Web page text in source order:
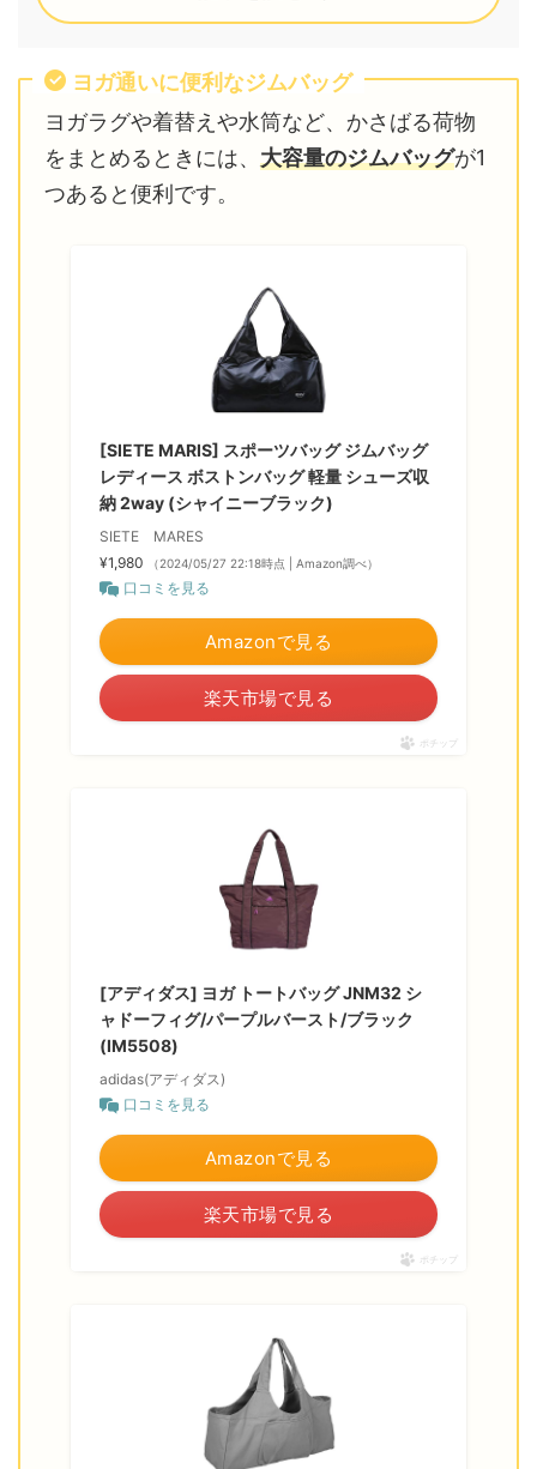
ヨガ通いに便利なジムバッグ
ヨガラグや着替えや水筒など、かさばる荷物
をまとめるときには、 大容量のジムバッグが1
つあると便利です。
[SIETE MARIS] スポーツバッグ ジムバッグ
レディース ボストンバッグ 軽量 シューズ収
納 2way (シャイニーブラック)
SIETE MARES
¥1,980
（2024/05/27 22:18時点 | Amazon調べ）
口コミを見る
Amazonで見る
楽天市場で見る
ポチップ
[アディダス] ヨガ トートバッグ JNM32 シ
ャドーフィグ/パープルバースト/ブラック
(IM5508)
adidas(アディダス)
口コミを見る
Amazonで見る
楽天市場で見る
ポチップ